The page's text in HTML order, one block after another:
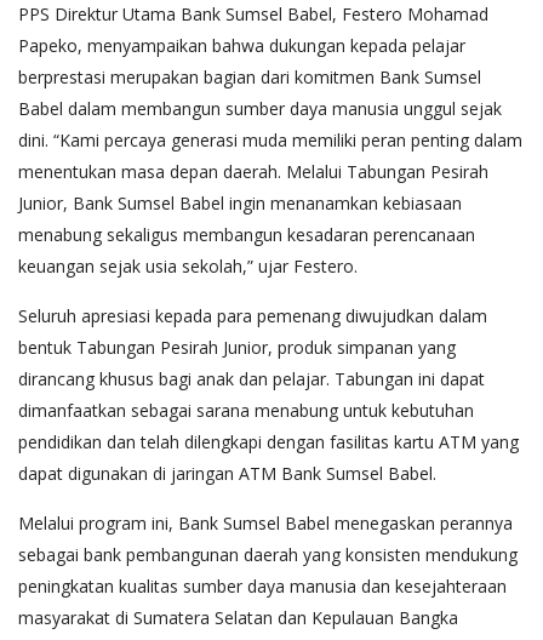
PPS Direktur Utama Bank Sumsel Babel, Festero Mohamad
Papeko, menyampaikan bahwa dukungan kepada pelajar
berprestasi merupakan bagian dari komitmen Bank Sumsel
Babel dalam membangun sumber daya manusia unggul sejak
dini. “Kami percaya generasi muda memiliki peran penting dalam
menentukan masa depan daerah. Melalui Tabungan Pesirah
Junior, Bank Sumsel Babel ingin menanamkan kebiasaan
menabung sekaligus membangun kesadaran perencanaan
keuangan sejak usia sekolah,” ujar Festero.
Seluruh apresiasi kepada para pemenang diwujudkan dalam
bentuk Tabungan Pesirah Junior, produk simpanan yang
dirancang khusus bagi anak dan pelajar. Tabungan ini dapat
dimanfaatkan sebagai sarana menabung untuk kebutuhan
pendidikan dan telah dilengkapi dengan fasilitas kartu ATM yang
dapat digunakan di jaringan ATM Bank Sumsel Babel.
Melalui program ini, Bank Sumsel Babel menegaskan perannya
sebagai bank pembangunan daerah yang konsisten mendukung
peningkatan kualitas sumber daya manusia dan kesejahteraan
masyarakat di Sumatera Selatan dan Kepulauan Bangka